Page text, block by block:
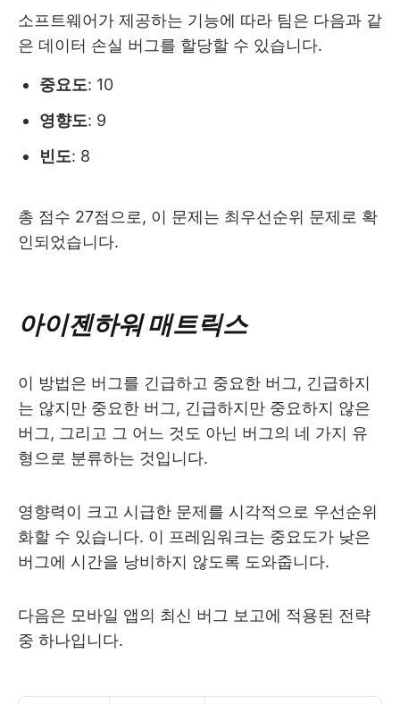
소프트웨어가 제공하는 기능에 따라 팀은 다음과 같
은 데이터 손실 버그를 할당할 수 있습니다.
중요도: 10
영향도: 9
빈도: 8
총 점수 27점으로, 이 문제는 최우선순위 문제로 확
인되었습니다.
아이젠하워 매트릭스
이 방법은 버그를 긴급하고 중요한 버그, 긴급하지
는 않지만 중요한 버그, 긴급하지만 중요하지 않은
버그, 그리고 그 어느 것도 아닌 버그의 네 가지 유
형으로 분류하는 것입니다.
영향력이 크고 시급한 문제를 시각적으로 우선순위
화할 수 있습니다. 이 프레임워크는 중요도가 낮은
버그에 시간을 낭비하지 않도록 도와줍니다.
다음은 모바일 앱의 최신 버그 보고에 적용된 전략
중 하나입니다.